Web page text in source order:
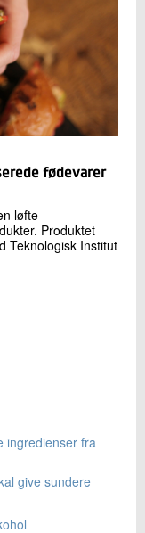
fødevarer
løfte
Produktet
Teknologisk Institut
ingredienser fra
give sundere